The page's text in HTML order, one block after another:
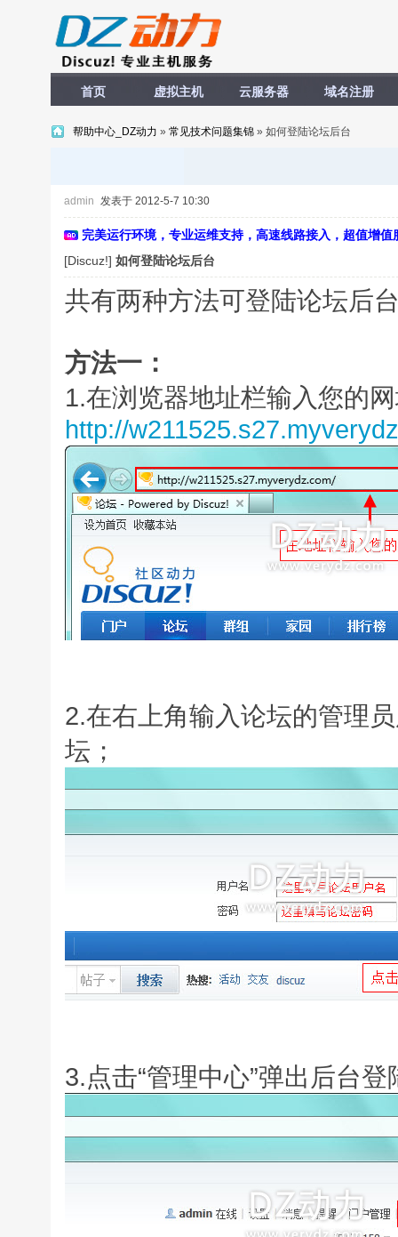
首页 虚拟主机 云服务器 域名注册
帮助中心_DZ动力 » 常见技术问题集锦 » 如何登陆论坛后台
admin 发表于 2012-5-7 10:30
完美运行环境，专业运维支持，高速线路接入，超值增
[Discuz!] 如何登陆论坛后台
共有两种方法可登陆论坛后
方法一：
1.在浏览器地址栏输入您的
http://
2.在右上角输入论坛的管理
坛；
3.点击“管理中心”弹出后台登